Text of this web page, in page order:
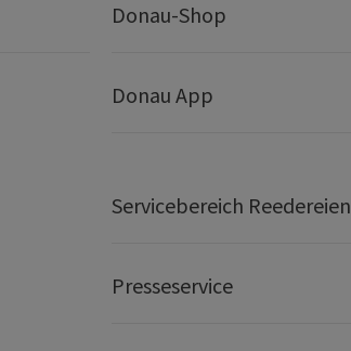
Donau-Shop
Donau App
Servicebereich Reedereien
Presseservice